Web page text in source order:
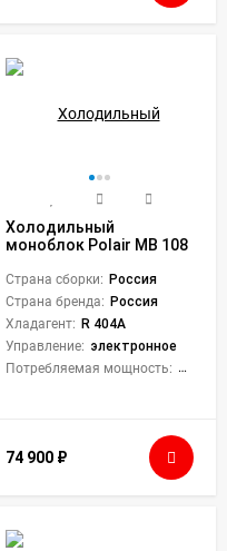
Холодильный
моноблок Polair MB 108
Страна сборки: Россия
Страна бренда: Россия
Хладагент: R 404A
Управление: электронное
Потребляемая мощность: 1000
74 900 ₽